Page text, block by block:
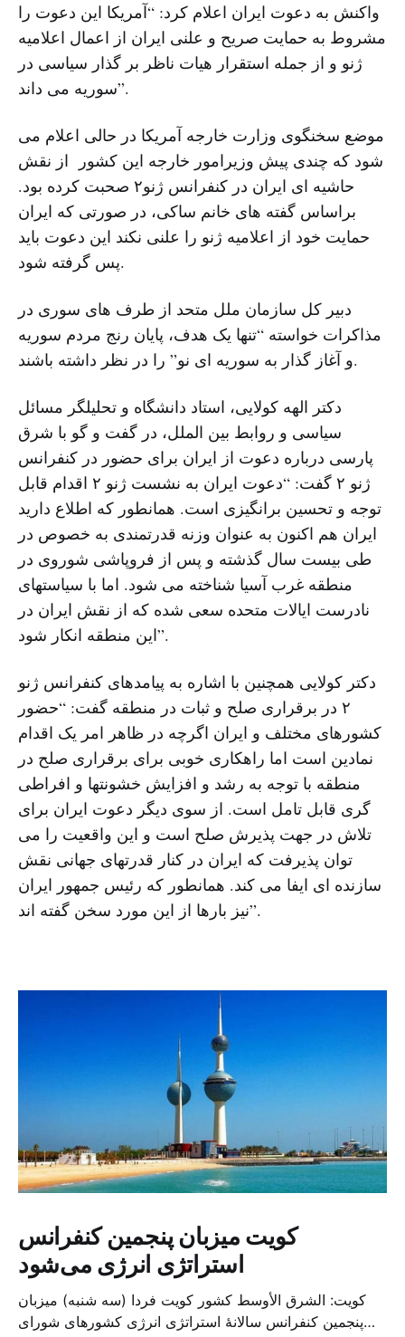
واکنش به دعوت ایران اعلام کرد: “آمریکا این دعوت را
مشروط به حمایت صریح و علنی ایران از اعمال اعلامیه
ژنو و از جمله استقرار هیات ناظر بر گذار سیاسی در
سوریه می داند”.
موضع سخنگوی وزارت خارجه آمریکا در حالی اعلام می
شود که چندی پیش وزیرامور خارجه این کشور از نقش
حاشیه ای ایران در کنفرانس ژنو۲ صحبت کرده بود.
براساس گفته های خانم ساکی، در صورتی که ایران
حمایت خود از اعلامیه ژنو را علنی نکند این دعوت باید
پس گرفته شود.
دبیر کل سازمان ملل متحد از طرف های سوری در
مذاکرات خواسته “تنها یک هدف، پایان رنج مردم سوریه
و آغاز گذار به سوریه ای نو” را در نظر داشته باشند.
دکتر الهه کولایی، استاد دانشگاه و تحلیلگر مسائل
سیاسی و روابط بین الملل، در گفت و گو با شرق
پارسی درباره دعوت از ایران برای حضور در کنفرانس
ژنو ۲ گفت: “دعوت ایران به نشست ژنو ۲ اقدام قابل
توجه و تحسین برانگیزی است. همانطور که اطلاع دارید
ایران هم اکنون به عنوان وزنه قدرتمندی به خصوص در
طی بیست سال گذشته و پس از فروپاشی شوروی در
منطقه غرب آسیا شناخته می شود. اما با سیاستهای
نادرست ایالات متحده سعی شده که از نقش ایران در
این منطقه انکار شود”.
دکتر کولایی همچنین با اشاره به پیامدهای کنفرانس ژنو
۲ در برقراری صلح و ثبات در منطقه گفت: “حضور
کشورهای مختلف و ایران اگرچه در ظاهر امر یک اقدام
نمادین است اما راهکاری خوبی برای برقراری صلح در
منطقه با توجه به رشد و افزایش خشونتها و افراطی
گری قابل تامل است. از سوی دیگر دعوت ایران برای
تلاش در جهت پذیرش صلح است و این واقعیت را می
توان پذیرفت که ایران در کنار قدرتهای جهانی نقش
سازنده ای ایفا می کند. همانطور که رئیس جمهور ایران
نیز بارها از این مورد سخن گفته اند”.
کویت میزبان پنجمین کنفرانس
استراتژی انرژی می‌شود
کویت: الشرق الأوسط کشور کویت فردا (سه شنبه) میزبان
پنجمین کنفرانس سالانهٔ استراتژی انرژی کشورهای شورای